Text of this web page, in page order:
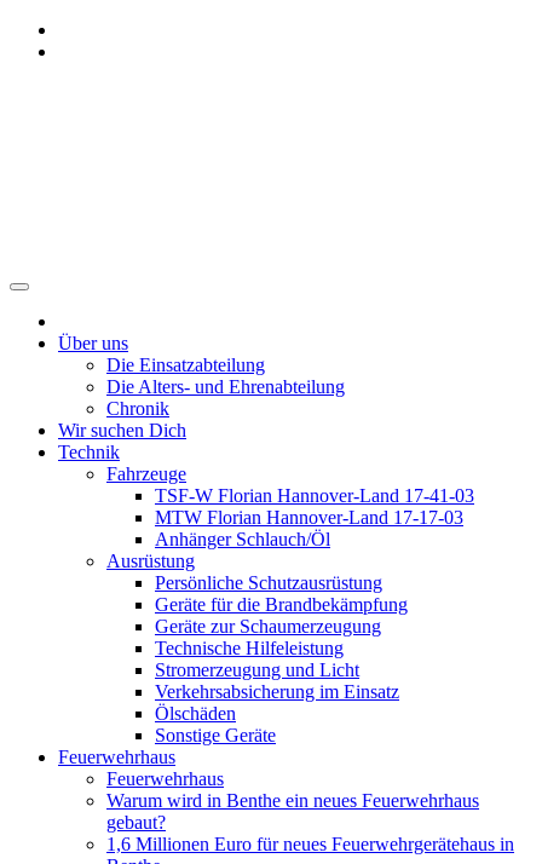
Zum
Inhalt
Über uns
Die Einsatzabteilung
Die Alters- und Ehrenabteilung
Chronik
Wir suchen Dich
Technik
Fahrzeuge
TSF-W Florian Hannover-Land 17-41-03
MTW Florian Hannover-Land 17-17-03
Anhänger Schlauch/Öl
Ausrüstung
Persönliche Schutzausrüstung
Geräte für die Brandbekämpfung
Geräte zur Schaumerzeugung
Technische Hilfeleistung
Stromerzeugung und Licht
Verkehrsabsicherung im Einsatz
Ölschäden
Sonstige Geräte
Feuerwehrhaus
Feuerwehrhaus
Warum wird in Benthe ein neues Feuerwehrhaus
gebaut?
1,6 Millionen Euro für neues Feuerwehrgerätehaus in